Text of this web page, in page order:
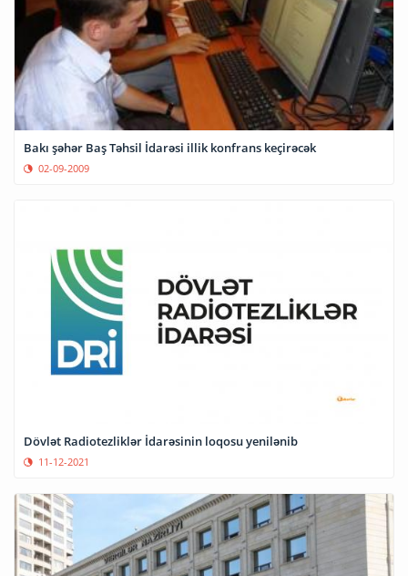
Bakı şəhər Baş Təhsil İdarəsi illik konfrans keçirəcək
02-09-2009
Dövlət Radiotezliklər İdarəsinin loqosu yenilənib
11-12-2021